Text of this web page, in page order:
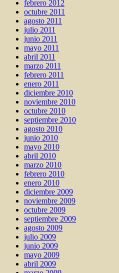
febrero 2012
octubre 2011
agosto 2011
julio 2011
junio 2011
mayo 2011
abril 2011
marzo 2011
febrero 2011
enero 2011
diciembre 2010
noviembre 2010
octubre 2010
septiembre 2010
agosto 2010
junio 2010
mayo 2010
abril 2010
marzo 2010
febrero 2010
enero 2010
diciembre 2009
noviembre 2009
octubre 2009
septiembre 2009
agosto 2009
julio 2009
junio 2009
mayo 2009
abril 2009